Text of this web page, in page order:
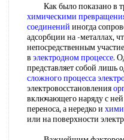
Как было показано в
химическими
соединений иногда
адсорбции на -металлах,
непосредственным
в электродном процессе.
представляет собой лишь
сложного процесса
электровосстановления
включающего наряду с
переноса, а нередко и
или на поверхности